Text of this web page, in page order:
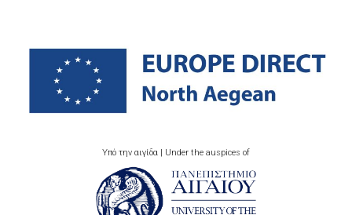
Υπό την αιγίδα | Under the auspices of